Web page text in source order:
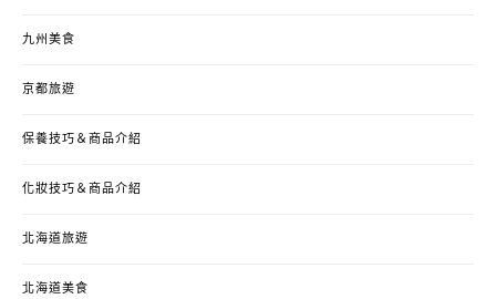
九州美食
京都旅遊
保養技巧＆商品介紹
化妝技巧＆商品介紹
北海道旅遊
北海道美食